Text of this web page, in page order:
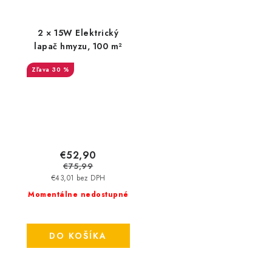
2 × 15W Elektrický
lapač hmyzu, 100 m²
30 %
Momentálne nedostupné
€43,01 bez DPH
€52,90
€75,99
DO KOŠÍKA